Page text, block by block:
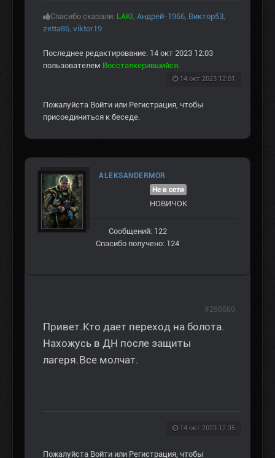
Спасибо сказали: LAKI Андрей-1966 Виктор53
zetta86 viktor19
Последнее редактирование: 14 окт 2023 12:03
пользователем Воссталкерившийся
14 окт 2023 12:01
Пожалуйста Войти или Регистрация , чтобы
присоединиться к беседе.
ALEKSANDERMOR
Не в сети
НОВИЧОК
Сообщений: 122
Спасибо получено: 124
Привет.Кто дает переход на болота.
Нахожусь в ДН после защиты
лагеря.Все молчат.
14 окт 2023 12:35
#298669
Пожалуйста Войти или Регистрация , чтобы